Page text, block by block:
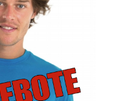
gestalten und
gestalten und